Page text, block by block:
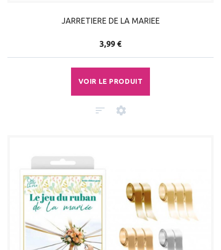
JARRETIERE DE LA MARIEE
3,99 €
VOIR LE PRODUIT